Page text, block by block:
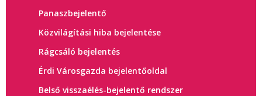
Panaszbejelentő
Közvilágítási hiba bejelentése
Rágcsáló bejelentés
Érdi Városgazda bejelentőoldal
Belső visszaélés-bejelentő rendszer